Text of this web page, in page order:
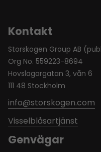
Kontakt
Storskogen Group AB
Org No. 559223-8694
Hovslagargatan 3, vån 6
111 48 Stockholm
info@storskogen.com
Visselblåsartjänst
Genvägar